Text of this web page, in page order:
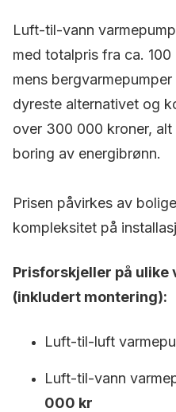
Luft-til-vann
med totalpris fra ca.
mens
dyreste alternativet og
over 300 000 kroner,
boring av energibrønn.
Prisen påvirkes av
kompleksitet på
Prisforskjeller på ulike
(inkludert montering):
Luft-til-luft
Luft-til-vann
000 kr